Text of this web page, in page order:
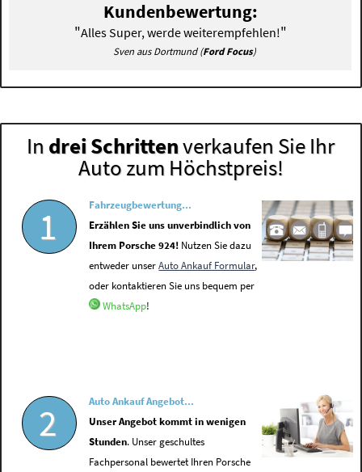
Kundenbewertung:
"Alles Super, werde weiterempfehlen!"
Sven aus Dortmund (Ford Focus)
In drei Schrittenverkaufen Sie Ihr
Auto zum Höchstpreis!
1
Fahrzeugbewertung...
Erzählen Sie uns unverbindlich von
Ihrem Porsche 924! Nutzen Sie dazu
entweder unserAuto Ankauf Formular,
oder kontaktieren Sie uns bequem per
WhatsApp!
2
Auto Ankauf Angebot...
Unser Angebot kommt in wenigen
Stunden. Unser geschultes
Fachpersonal bewertet Ihren Porsche